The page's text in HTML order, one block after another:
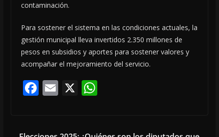
contaminación.
Para sostener el sistema en las condiciones actuales, la
gestión municipal lleva invertidos 2.350 millones de
pesos en subsidios y aportes para sostener valores y
acompañar el mejoramiento del servicio.
F E X W